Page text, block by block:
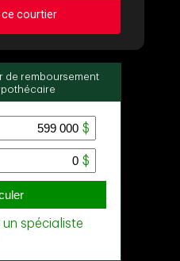
courtier
cette inscription